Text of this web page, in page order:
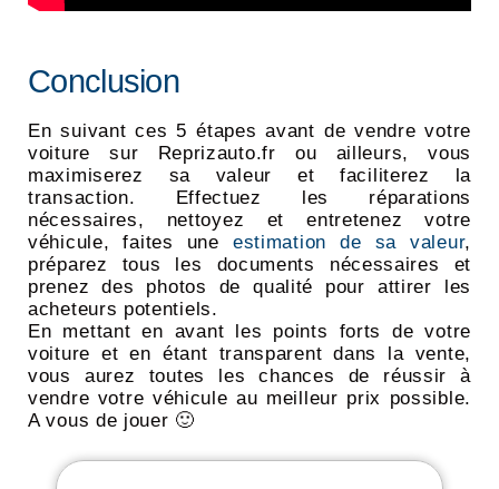
Conclusion
En suivant ces 5 étapes avant de vendre votre
voiture sur Reprizauto.fr ou ailleurs, vous
maximiserez sa valeur et faciliterez la
transaction. Effectuez les réparations
nécessaires, nettoyez et entretenez votre
véhicule, faites une estimation de sa valeur,
préparez tous les documents nécessaires et
prenez des photos de qualité pour attirer les
acheteurs potentiels.
En mettant en avant les points forts de votre
voiture et en étant transparent dans la vente,
vous aurez toutes les chances de réussir à
vendre votre véhicule au meilleur prix possible.
A vous de jouer 🙂